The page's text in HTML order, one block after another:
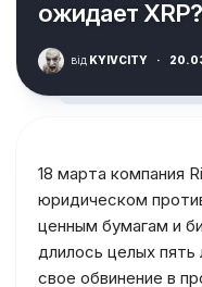
ожидает XRP?
від KYIVCITY ·
18 марта компания
юридическом
ценным бумагам и
длилось целых пять
свое обвинение в